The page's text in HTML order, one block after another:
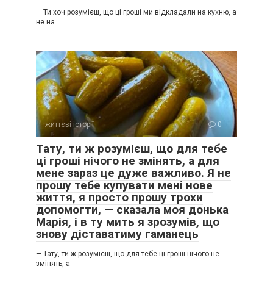
Передрук без посилання на ibilingua.com – заборонений!
— Ти хоч розумієш, що ці гроші ми відкладали на кухню, а
не на
життєві історії 0
Тату, ти ж розумієш, що для тебе
ці гроші нічого не змінять, а для
мене зараз це дуже важливо. Я не
прошу тебе купувати мені нове
життя, я просто прошу трохи
допомогти, — сказала моя донька
Марія, і в ту мить я зрозумів, що
знову діставатиму гаманець
— Тату, ти ж розумієш, що для тебе ці гроші нічого не
змінять, а